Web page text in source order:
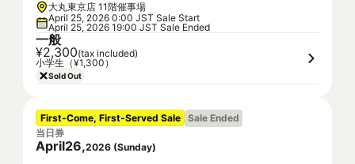
大丸東京店 11階催事場
April 25, 2026 0:00 JST Sale Start
April 25, 2026 19:00 JST Sale Ended
一般
¥2,300(tax included)
小学生（¥1,300）
Sold Out
First-Come, First-Served Sale Sale Ended
当日券
April26,2026 (Sunday)